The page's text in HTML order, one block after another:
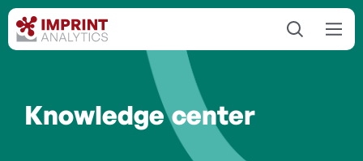
Knowledge center